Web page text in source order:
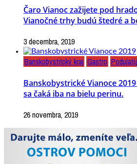
Čaro Vianoc zažijete pod
Vianočné trhy budú štedré a
3 decembra, 2019
Banskobystrický kraj Gastro
Banskobystrické Vianoce
sa čaká iba na bielu perinu.
26 novembra, 2019